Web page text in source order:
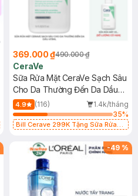
369.000 ₫490.000 ₫
CeraVe
Sữa Rửa Mặt CeraVe Sạch Sâu
Cho Da Thường Đến Da Dầu
473ml
4.9 (116)
1.4k/tháng
35%
Bill Cerave 299K Tặng Sữa Rửa
-49 %